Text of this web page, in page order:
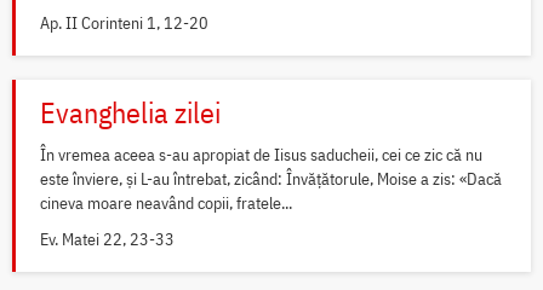
Ap. II Corinteni 1, 12-20
Evanghelia zilei
În vremea aceea s-au apropiat de Iisus saducheii, cei ce zic că nu
este înviere, și L-au întrebat, zicând: Învățătorule, Moise a zis: «Dacă
cineva moare neavând copii, fratele...
Ev. Matei 22, 23-33